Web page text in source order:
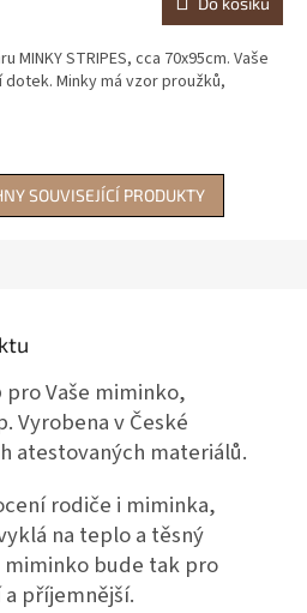
MINKY STRIPES, cca 70x95cm. Vaše
Minky má vzor proužků,
SOUVISEJÍCÍ PRODUKTY
pro Vaše miminko,
Vyrobena v České
atestovaných materiálů.
rodiče i miminka,
na teplo a těsný
bude tak pro
příjemnější.